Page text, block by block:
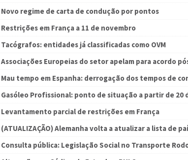
Novo regime de carta de condução por pontos
Restrições em França a 11 de novembro
Tacógrafos: entidades já classificadas como OVM
Associações Europeias do setor apelam para acordo
Mau tempo em Espanha: derrogação dos tempos de
Gasóleo Profissional: ponto de situação a partir de 20
Levantamento parcial de restrições em França
(ATUALIZAÇÃO) Alemanha volta a atualizar a lista de
Consulta pública: Legislação Social no Transporte